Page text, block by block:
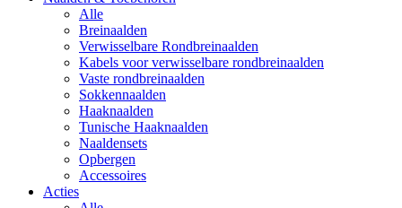
Alle
Breinaalden
Verwisselbare Rondbreinaalden
Kabels voor verwisselbare rondbreinaalden
Vaste rondbreinaalden
Sokkennaalden
Haaknaalden
Tunische Haaknaalden
Naaldensets
Opbergen
Accessoires
Acties